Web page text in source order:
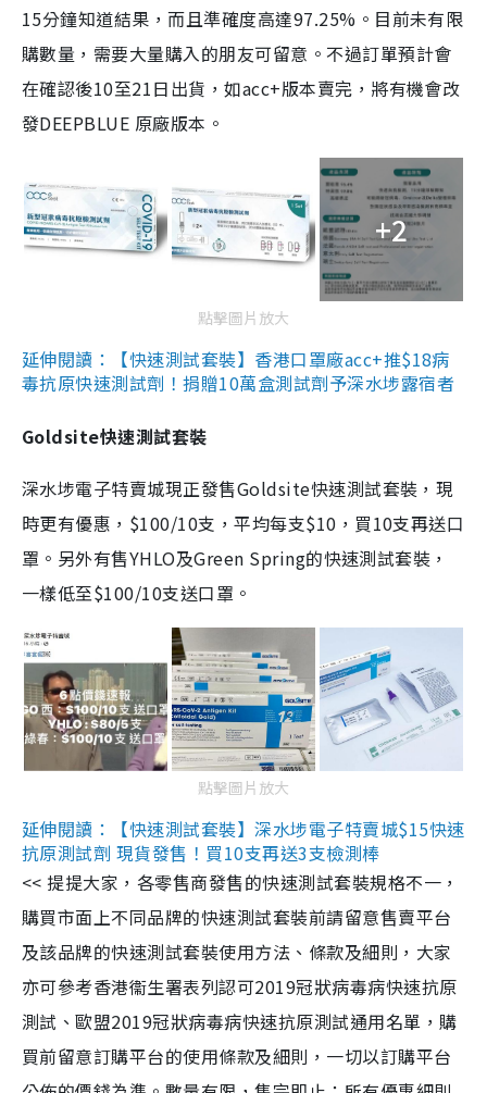
15分鐘知道結果，而且準確度高達97.25%。目前未有限
購數量，需要大量購入的朋友可留意。不過訂單預計會
在確認後10至21日出貨，如acc+版本賣完，將有機會改
發DEEPBLUE 原廠版本。
+2
點擊圖片放大
延伸閱讀：【快速測試套裝】香港口罩廠acc+推$18病
毒抗原快速測試劑！捐贈10萬盒測試劑予深水埗露宿者
Goldsite快速測試套裝
深水埗電子特賣城現正發售Goldsite快速測試套裝，現
時更有優惠，$100/10支，平均每支$10，買10支再送口
罩。另外有售YHLO及Green Spring的快速測試套裝，
一樣低至$100/10支送口罩。
點擊圖片放大
延伸閱讀：【快速測試套裝】深水埗電子特賣城$15快速
抗原測試劑 現貨發售！買10支再送3支檢測棒
<< 提提大家，各零售商發售的快速測試套裝規格不一，
購買市面上不同品牌的快速測試套裝前請留意售賣平台
及該品牌的快速測試套裝使用方法、條款及細則，大家
亦可參考香港衞生署表列認可2019冠狀病毒病快速抗原
測試、歐盟2019冠狀病毒病快速抗原測試通用名單，購
買前留意訂購平台的使用條款及細則，一切以訂購平台